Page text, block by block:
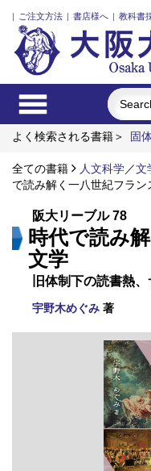
| ご注文方法 | 書店様へ | 教科書
よく検索される書籍＞
固
おける企業家の諸系譜
ポ
術の世界
食べる
全ての書籍 人文科学／文
で読み解く一八世紀フラン
阪大リーブル 78
時代で読み
文学
旧体制下の読書熱
宇野木めぐみ 著